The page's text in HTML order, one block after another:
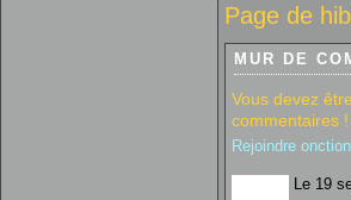
Page de
MUR DE
Vous devez
commentaires !
Rejoindre
Le 19